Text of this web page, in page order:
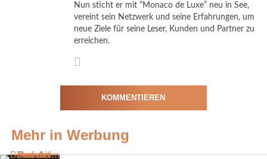
Fotos: Toscanella Ästhetik & Power Plate
Nun sticht er mit “Monaco de Luxe” neu in See,
vereint sein Netzwerk und seine Erfahrungen, um
neue Ziele für seine Leser, Kunden und Partner zu
erreichen.
KOMMENTIEREN
Mehr in Werbung